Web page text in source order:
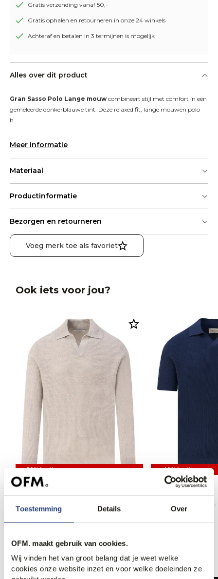
Toestemming Details Over
OFM. maakt gebruik van cookies.
Wij vinden het van groot belang dat je weet welke
cookies onze website inzet en voor welke doeleinden ze
Gratis verzending vanaf 50,-
Gratis ophalen en retourneren in onze 24 winkels
Achteraf en betalen in 3 termijnen is mogelijk
Alles over dit product
Gran Sasso Polo Lange mouw combineert stijl met comfort in een
gemêleerde donkerblauwe tint. Deze relaxed fit, lange mouwen polo
h...
Meer informatie
Materiaal
Productinformatie
Bezorgen en retourneren
Voeg merk toe als favoriet
Ook iets voor jou?
50% korting
Gran Sasso Polo
259,95
129,95
40% korting
Gran Sasso Polo
209,95
125,95
Anderen bekeken ook